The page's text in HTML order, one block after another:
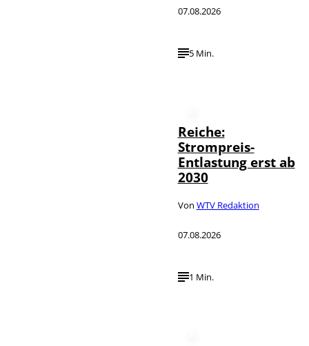
07.08.2026
5 Min.
Reiche:
Strompreis-
Entlastung erst ab
2030
Von WTV Redaktion
07.08.2026
1 Min.